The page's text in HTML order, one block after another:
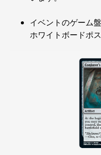
イベントのゲーム
ホワイトボードポ